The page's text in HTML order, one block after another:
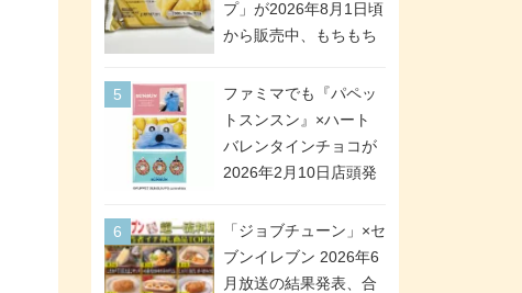
ぬき・キツネ姿のスレ
ッタ / ミオリネ / グエ
号・5号) / シャディク
ドになって登場!
プ」が2026年8月1日頃
から販売中、もちもち
シュガー＆バターをレ
ンジアップで手軽に楽
しめる冷凍食品。2個入
り
ファミマでも『パペッ
トスンスン』×ハート
バレンタインチョコが
2026年2月10日店頭発
チョコ」「チョコ缶」
「ツインギフト」が登
場
「ジョブチューン」×セ
ブンイレブン 2026年6
月放送の結果発表、合